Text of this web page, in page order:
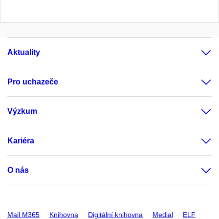
Aktuality
Pro uchazeče
Výzkum
Kariéra
O nás
Mail M365 Knihovna Digitální knihovna Medial ELF